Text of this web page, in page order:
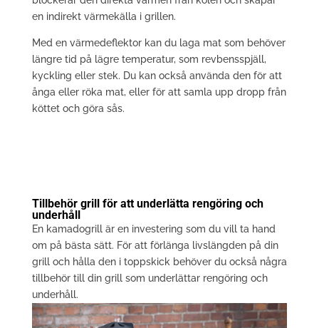
en indirekt värmekälla i grillen.
Med en värmedeflektor kan du laga mat som behöver
längre tid på lägre temperatur, som revbensspjäll,
kyckling eller stek. Du kan också använda den för att
ånga eller röka mat, eller för att samla upp dropp från
köttet och göra sås.
Tillbehör grill för att underlätta rengöring och
underhåll
En kamadogrill är en investering som du vill ta hand
om på bästa sätt. För att förlänga livslängden på din
grill och hålla den i toppskick behöver du också några
tillbehör till din grill som underlättar rengöring och
underhåll.